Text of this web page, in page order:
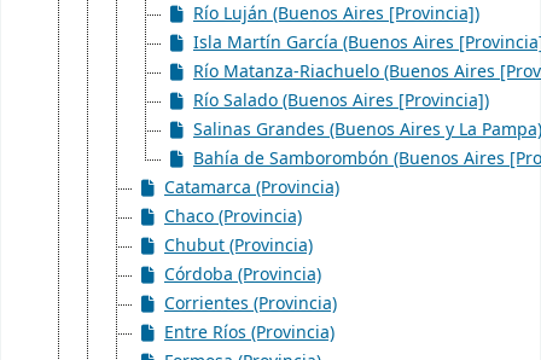
Río Luján (Buenos Aires [Provincia])
Isla Martín García (Buenos Aires
Río Matanza-Riachuelo (Buenos Aires
Río Salado (Buenos Aires [Provincia])
Salinas Grandes (Buenos Aires y La Pampa)
Bahía de Samborombón (Buenos Aires
Catamarca (Provincia)
Chaco (Provincia)
Chubut (Provincia)
Córdoba (Provincia)
Corrientes (Provincia)
Entre Ríos (Provincia)